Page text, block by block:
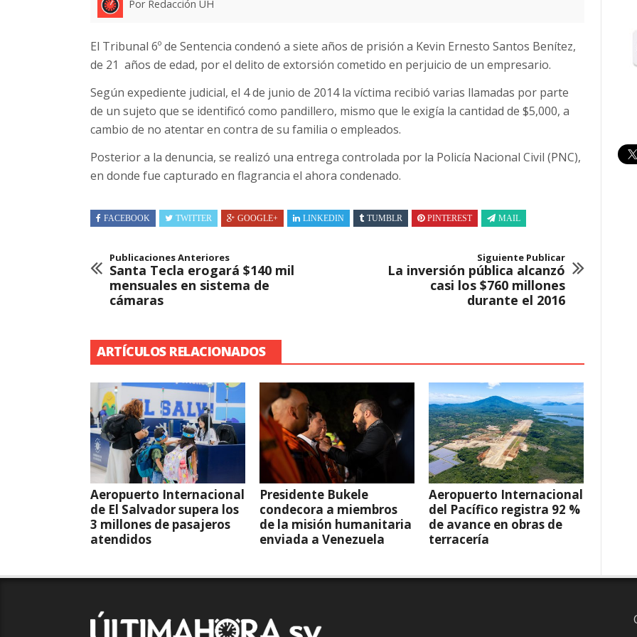
Por Redacción UH
El Tribunal 6º de Sentencia condenó a siete años de prisión a Kevin Ernesto Santos Benítez,
de 21 años de edad, por el delito de extorsión cometido en perjuicio de un empresario.
Según expediente judicial, el 4 de junio de 2014 la víctima recibió varias llamadas por parte
de un sujeto que se identificó como pandillero, mismo que le exigía la cantidad de $5,000, a
cambio de no atentar en contra de su familia o empleados.
Posterior a la denuncia, se realizó una entrega controlada por la Policía Nacional Civil (PNC),
en donde fue capturado en flagrancia el ahora condenado.
FACEBOOK TWITTER GOOGLE+ LINKEDIN TUMBLR PINTEREST MAIL
Publicaciones Anteriores
Santa Tecla erogará $140 mil
mensuales en sistema de
cámaras
Siguiente Publicar
La inversión pública alcanzó
casi los $760 millones
durante el 2016
ARTÍCULOS RELACIONADOS
Aeropuerto Internacional
de El Salvador supera los
3 millones de pasajeros
atendidos
Presidente Bukele
condecora a miembros
de la misión humanitaria
enviada a Venezuela
Aeropuerto Internacional
del Pacífico registra 92 %
de avance en obras de
terracería